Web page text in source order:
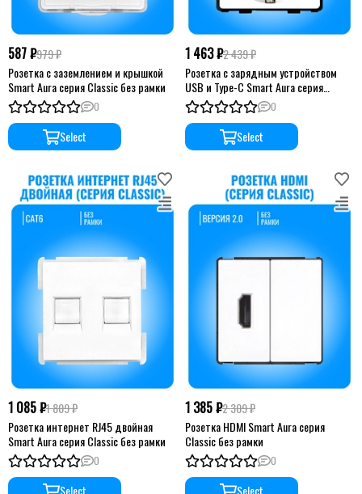
587 ₽979 ₽
Розетка с заземлением и крышкой
Smart Aura серия Classic без рамки
0
Select
1 463 ₽2 439 ₽
Розетка с зарядным устройством
USB и Type-C Smart Aura серия
Classic без рамки 0
Select
1 085 ₽1 809 ₽
Розетка интернет RJ45 двойная
Smart Aura серия Classic без рамки
0
1 385 ₽2 309 ₽
Розетка HDMI Smart Aura серия
Classic без рамки
0